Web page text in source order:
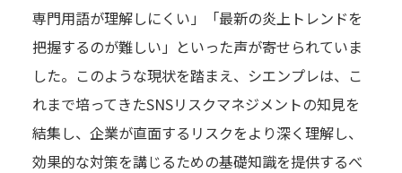
専門用語が理解しにくい」「最新の炎上トレンドを
把握するのが難しい」といった声が寄せられていま
した。このような現状を踏まえ、シエンプレは、こ
れまで培ってきたSNSリスクマネジメントの知見を
結集し、企業が直面するリスクをより深く理解し、
効果的な対策を講じるための基礎知識を提供するべ